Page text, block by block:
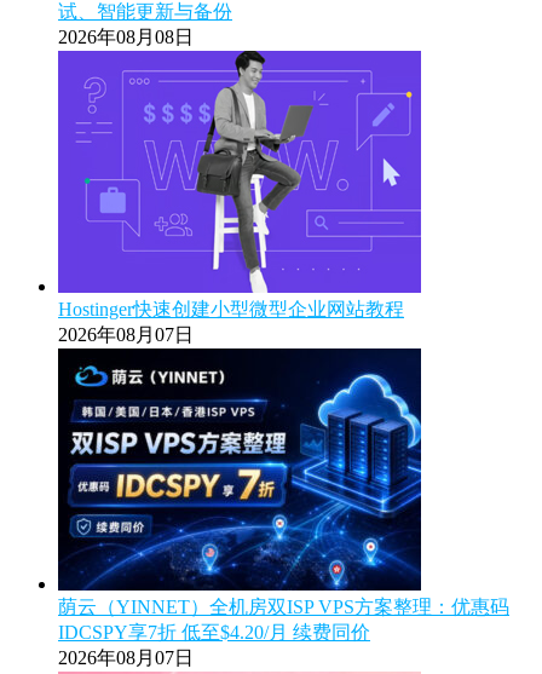
试、智能更新与备份
2026年08月08日
Hostinger快速创建小型微型企业网站教程
2026年08月07日
荫云（YINNET）全机房双ISP VPS方案整理：优惠码
IDCSPY享7折 低至$4.20/月 续费同价
2026年08月07日